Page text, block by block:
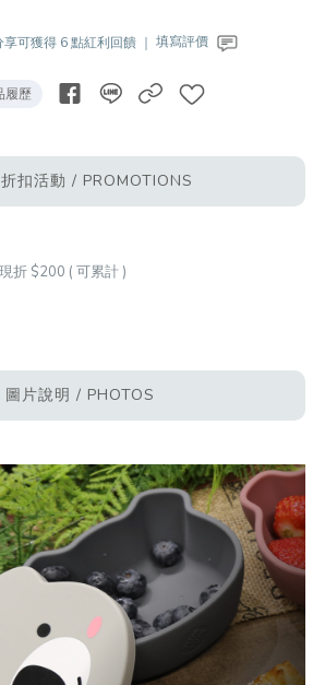
享可獲得 6 點紅利回饋 ｜ 填寫評價
履歷
扣活動 / PROMOTIONS
折 $200 ( 可累計 )
圖片說明 / PHOTOS